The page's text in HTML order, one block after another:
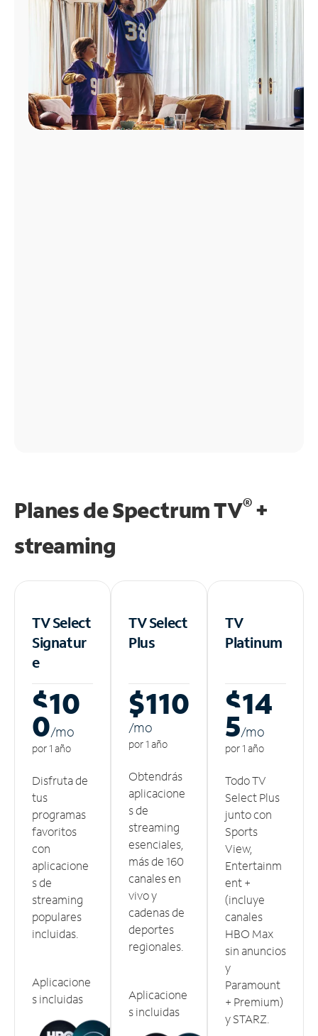
Planes de Spectrum TV®+
streaming
TV Select
Signatur
e
$10
0/mo
por 1 año
Disfruta de
tus
programas
favoritos
con
aplicacione
s de
streaming
populares
incluidas.
Aplicacione
s incluidas
TV Select
Plus
$110
/mo
por 1 año
Obtendrás
aplicacione
s de
streaming
esenciales,
más de 160
canales en
vivo y
cadenas de
deportes
regionales.
Aplicacione
s incluidas
TV
Platinum
$14
5/mo
por 1 año
Todo TV
Select Plus
junto con
Sports
View,
Entertainm
ent +
(incluye
canales
HBO Max
sin anuncios
y
Paramount
+ Premium)
y STARZ.